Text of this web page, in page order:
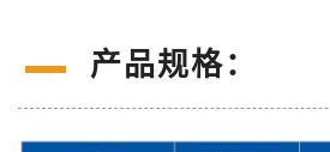
产品规格：